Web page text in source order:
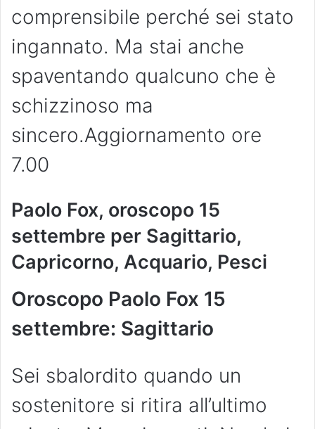
comprensibile perché sei stato
ingannato. Ma stai anche
spaventando qualcuno che è
schizzinoso ma
sincero.Aggiornamento ore
7.00
Paolo Fox, oroscopo 15
settembre per Sagittario,
Capricorno, Acquario, Pesci
Oroscopo Paolo Fox 15
settembre: Sagittario
Sei sbalordito quando un
sostenitore si ritira all’ultimo